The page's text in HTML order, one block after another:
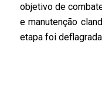
objetivo de
e manutenção
etapa foi